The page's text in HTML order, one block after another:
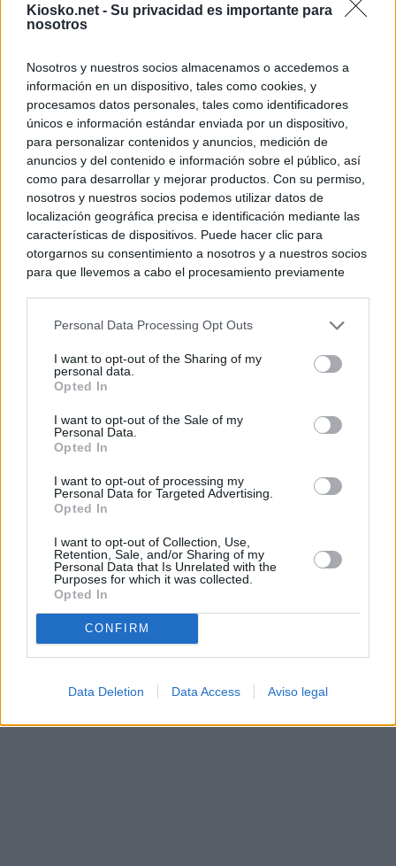
Kiosko.net - Su privacidad es importante para
nosotros
Nosotros y nuestros socios almacenamos o accedemos a
información en un dispositivo, tales como cookies, y
procesamos datos personales, tales como identificadores
únicos e información estándar enviada por un dispositivo,
para personalizar contenidos y anuncios, medición de
anuncios y del contenido e información sobre el público, así
como para desarrollar y mejorar productos. Con su permiso,
nosotros y nuestros socios podemos utilizar datos de
localización geográfica precisa e identificación mediante las
características de dispositivos. Puede hacer clic para
otorgarnos su consentimiento a nosotros y a nuestros socios
para que llevemos a cabo el procesamiento previamente
negar su consentimiento. Tenga en cuenta que algún
de su consentimiento, pero usted tiene el derecho de
rechazar tal procesamiento. Sus preferencias se aplicarán
cualquier momento entrando de nuevo en este sitio web o
visitando nuestra política de privacidad.
Personal Data Processing Opt Outs
I want to opt-out of the Sharing of my
personal data.
Opted In
I want to opt-out of the Sale of my
Personal Data.
Opted In
I want to opt-out of processing my
Personal Data for Targeted Advertising.
Opted In
I want to opt-out of Collection, Use,
Retention, Sale, and/or Sharing of my
Personal Data that Is Unrelated with the
Purposes for which it was collected.
Opted In
CONFIRM
Data Deletion Data Access Aviso legal